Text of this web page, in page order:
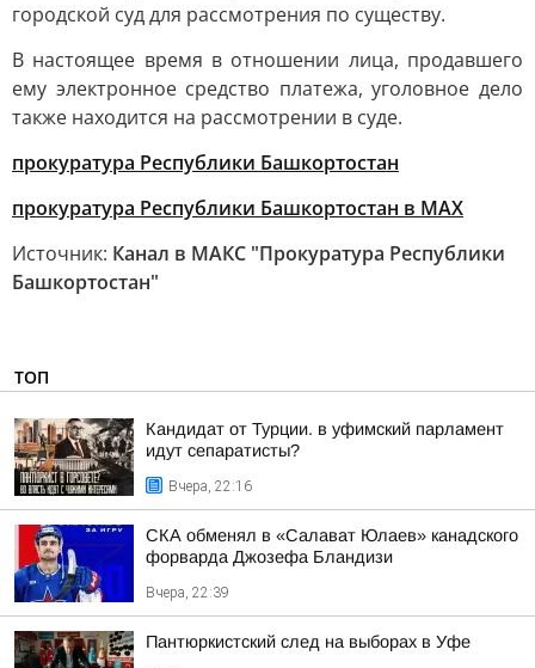
городской суд для рассмотрения по существу.
В настоящее время в отношении лица, продавшего
ему электронное средство платежа, уголовное дело
также находится на рассмотрении в суде.
прокуратура Республики Башкортостан
прокуратура Республики Башкортостан в МАХ
Источник: Канал в МАКС "Прокуратура Республики
Башкортостан"
ТОП
Кандидат от Турции. в уфимский парламент
идут сепаратисты?
Вчера, 22:16
СКА обменял в «Салават Юлаев» канадского
форварда Джозефа Бландизи
Вчера, 22:39
Пантюркистский след на выборах в Уфе